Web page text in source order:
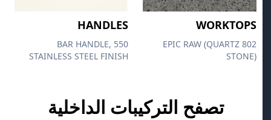
WORKTOPS
802 EPIC RAW (QUARTZ
STONE)
HANDLES
550 BAR HANDLE,
STAINLESS STEEL FINISH
تصفح التركيبات الداخلية